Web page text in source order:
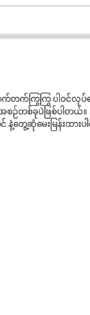
ာ တက်တက်ကြွကြွ ပါဝ
ဉ်တစ်ခုပဲဖြစ်ပါတယ်။
တွေ့ဆုံမေးမြန်းထား